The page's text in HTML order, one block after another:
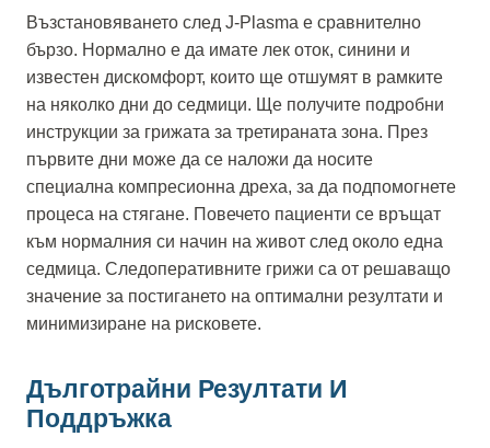
Възстановяването след J-Plasma е сравнително
бързо. Нормално е да имате лек оток, синини и
известен дискомфорт, които ще отшумят в рамките
на няколко дни до седмици. Ще получите подробни
инструкции за грижата за третираната зона. През
първите дни може да се наложи да носите
специална компресионна дреха, за да подпомогнете
процеса на стягане. Повечето пациенти се връщат
към нормалния си начин на живот след около една
седмица. Следоперативните грижи са от решаващо
значение за постигането на оптимални резултати и
минимизиране на рисковете.
Дълготрайни Резултати И
Поддръжка